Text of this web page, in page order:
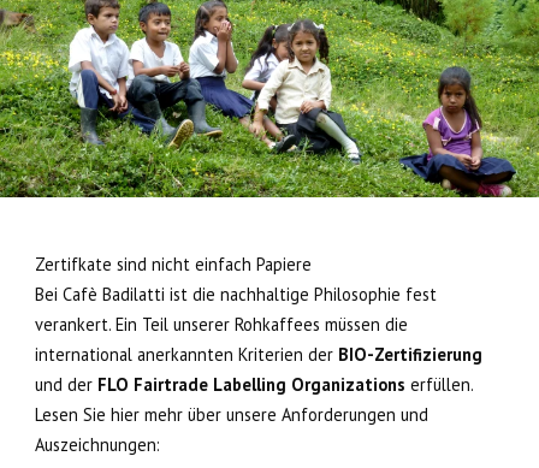
Zertifkate sind nicht einfach Papiere
Bei Cafè Badilatti ist die nachhaltige Philosophie fest
verankert. Ein Teil unserer Rohkaffees müssen die
international anerkannten Kriterien der BIO-Zertifizierung
und der FLO Fairtrade Labelling Organizations erfüllen.
Lesen Sie hier mehr über unsere Anforderungen und
Auszeichnungen: